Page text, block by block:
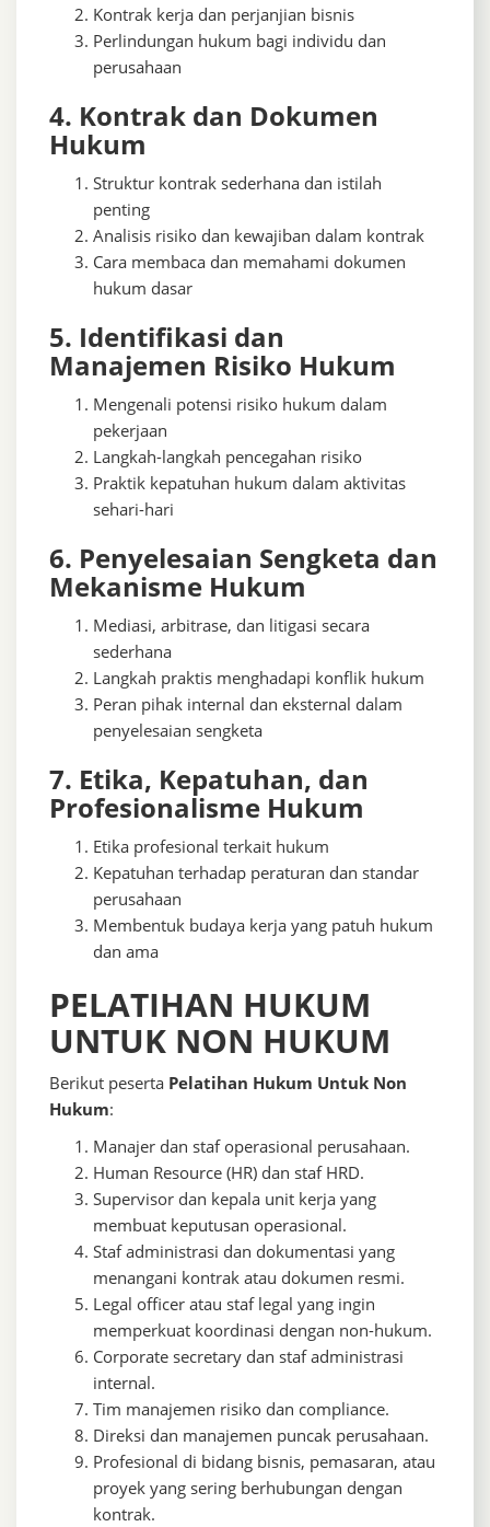
Kontrak kerja dan perjanjian bisnis
Perlindungan hukum bagi individu dan
perusahaan
4. Kontrak dan Dokumen
Hukum
Struktur kontrak sederhana dan istilah
penting
Analisis risiko dan kewajiban dalam kontrak
Cara membaca dan memahami dokumen
hukum dasar
5. Identifikasi dan
Manajemen Risiko Hukum
Mengenali potensi risiko hukum dalam
pekerjaan
Langkah-langkah pencegahan risiko
Praktik kepatuhan hukum dalam aktivitas
sehari-hari
6. Penyelesaian Sengketa dan
Mekanisme Hukum
Mediasi, arbitrase, dan litigasi secara
sederhana
Langkah praktis menghadapi konflik hukum
Peran pihak internal dan eksternal dalam
penyelesaian sengketa
7. Etika, Kepatuhan, dan
Profesionalisme Hukum
Etika profesional terkait hukum
Kepatuhan terhadap peraturan dan standar
perusahaan
Membentuk budaya kerja yang patuh hukum
dan ama
PELATIHAN HUKUM
UNTUK NON HUKUM
Berikut peserta Pelatihan Hukum Untuk Non
Hukum:
Manajer dan staf operasional perusahaan.
Human Resource (HR) dan staf HRD.
Supervisor dan kepala unit kerja yang
membuat keputusan operasional.
Staf administrasi dan dokumentasi yang
menangani kontrak atau dokumen resmi.
Legal officer atau staf legal yang ingin
memperkuat koordinasi dengan non-hukum.
Corporate secretary dan staf administrasi
internal.
Tim manajemen risiko dan compliance.
Direksi dan manajemen puncak perusahaan.
Profesional di bidang bisnis, pemasaran, atau
proyek yang sering berhubungan dengan
kontrak.